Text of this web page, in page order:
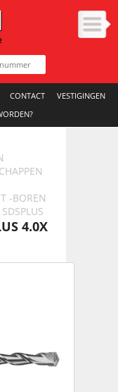
CONTACT
VESTIGINGEN
-BOREN
4.0X